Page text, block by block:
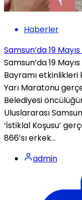
Haberler
Samsun’da 19
Samsun’da 19
Bayramı etkinlikleri
Yarı Maratonu
Belediyesi
Uluslararası
‘İstiklal Koşusu’
866’sı erkek...
admin